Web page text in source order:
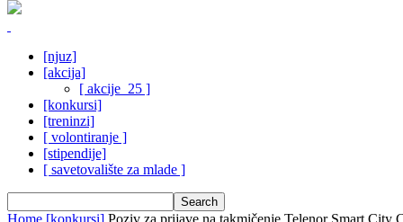
[njuz]
[akcija]
[ akcije_25 ]
[konkursi]
[treninzi]
[ volontiranje ]
[stipendije]
[ savetovalište za mlade ]
Home [konkursi] Poziv za prijave na takmičenje Telenor Smart City